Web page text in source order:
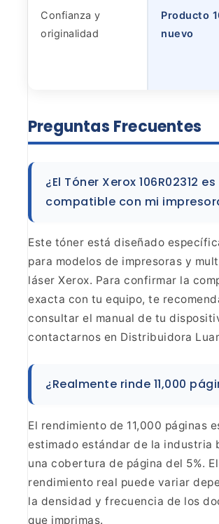
Confianza y
originalidad
Producto
nuevo
Preguntas Frecuentes
¿El Tóner Xerox 106R02312 es
compatible con mi
Este tóner está diseñado
para modelos de impresoras y
láser Xerox. Para confirmar la
exacta con tu equipo, te
consultar el manual de tu
contactarnos en Distribuidora
¿Realmente rinde 11,000
El rendimiento de 11,000 páginas
estimado estándar de la industria
una cobertura de página del 5%. El
rendimiento real puede variar
la densidad y frecuencia de los
que imprimas.